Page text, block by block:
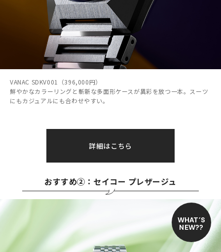
WHAT’S
NEW??
VANAC SDKV001（396,000円）
鮮やかなカラーリングと斬新な多面形ケースが異彩を放つ一本。スーツ
にもカジュアルにも合わせやすい。
詳細はこちら
おすすめ②：セイコー プレザージュ